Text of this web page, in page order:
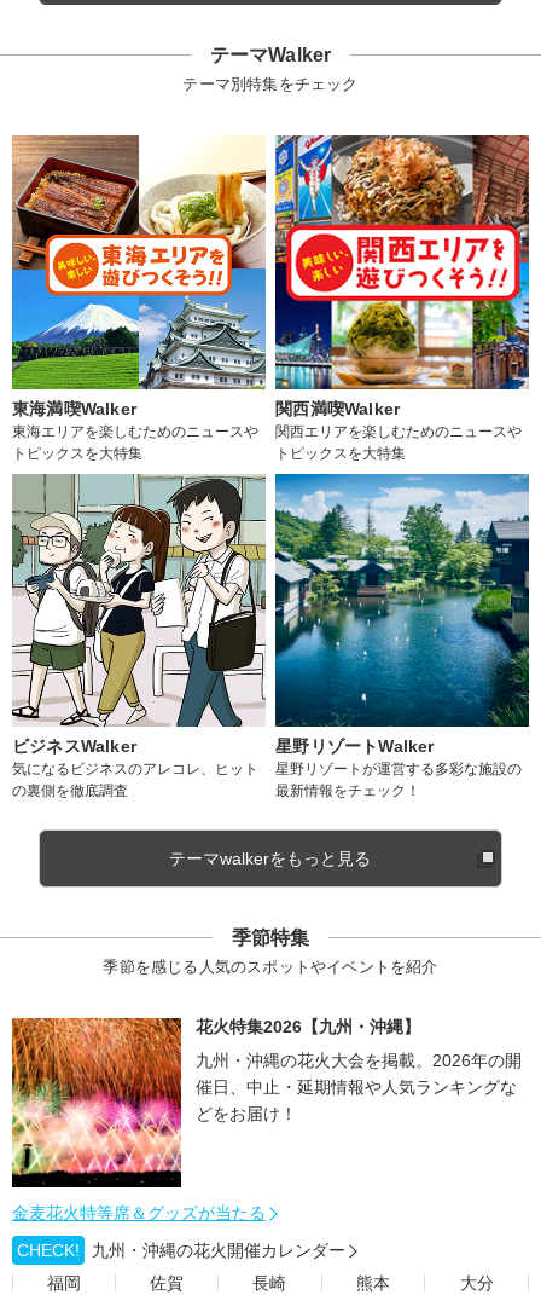
テーマWalker
テーマ別特集をチェック
東海満喫Walker
東海エリアを楽しむためのニュースや
トピックスを大特集
関西満喫Walker
関西エリアを楽しむためのニュースや
トピックスを大特集
ビジネスWalker
気になるビジネスのアレコレ、ヒット
の裏側を徹底調査
星野リゾートWalker
星野リゾートが運営する多彩な施設の
最新情報をチェック！
テーマwalkerをもっと見る
季節特集
季節を感じる人気のスポットやイベントを紹介
花火特集2026【九州・沖縄】
九州・沖縄の花火大会を掲載。2026年の開
催日、中止・延期情報や人気ランキングな
どをお届け！
金麦花火特等席＆グッズが当たる
CHECK!
九州・沖縄の花火開催カレンダー
福岡
佐賀 長崎 熊本
大分